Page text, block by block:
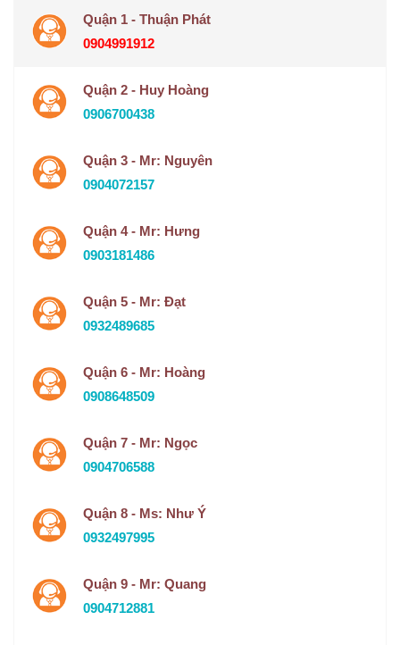
Quận 1 - Thuận Phát
0904991912
Quận 2 - Huy Hoàng
0906700438
Quận 3 - Mr: Nguyên
0904072157
Quận 4 - Mr: Hưng
0903181486
Quận 5 - Mr: Đạt
0932489685
Quận 6 - Mr: Hoàng
0908648509
Quận 7 - Mr: Ngọc
0904706588
Quận 8 - Ms: Như Ý
0932497995
Quận 9 - Mr: Quang
0904712881